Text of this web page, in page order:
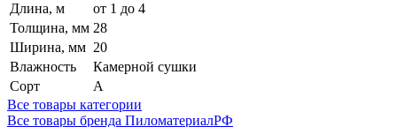
Длина, м
от 1 до 4
Толщина, мм 28
Ширина, мм 20
Влажность
Камерной сушки
Сорт
А
Все товары категории
Все товары бренда ПиломатериалРФ